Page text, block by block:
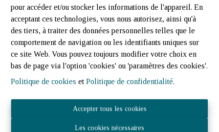
pour accéder et/ou stocker les informations de l'appareil. En
acceptant ces technologies, vous nous autorisez, ainsi qu'à
des tiers, à traiter des données personnelles telles que le
comportement de navigation ou les identifiants uniques sur
ce site Web. Vous pouvez toujours modifier votre choix en
bas de page via l'option 'cookies' ou 'paramètres des cookies'.
Politique de cookies etPolitique de confidentialité.
Accepter tous les cookies
Les cookies nécessaires
"AGATHE" - Maison NEUVE (1ère occupation) |
Winseler (Luxembourg) | Ref: 904